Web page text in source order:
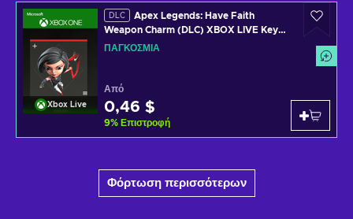
Xbox Live
DLC
Apex Legends: Have Faith
Weapon Charm (DLC) XBOX LIVE Key
GLOBAL
ΠΑΓΚΌΣΜΙΑ
Από
0,46 $
9% Επιστροφή
Φόρτωση περισσότερων